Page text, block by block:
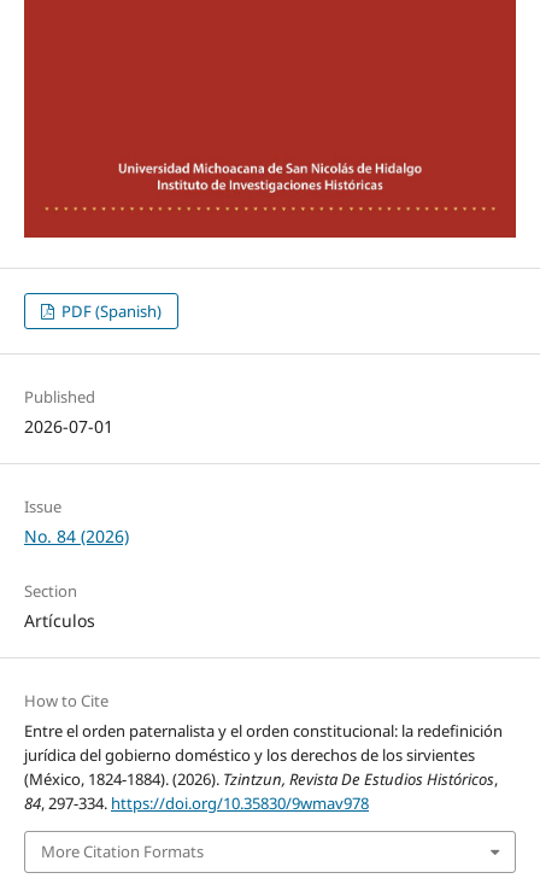
PDF (Spanish)
Published
2026-07-01
Issue
No. 84 (2026)
Section
Artículos
How to Cite
Entre el orden paternalista y el orden constitucional: la redefinición
jurídica del gobierno doméstico y los derechos de los sirvientes
(México, 1824-1884). (2026). Tzintzun, Revista De Estudios Históricos,
84, 297-334. https://doi.org/10.35830/9wmav978
More Citation Formats